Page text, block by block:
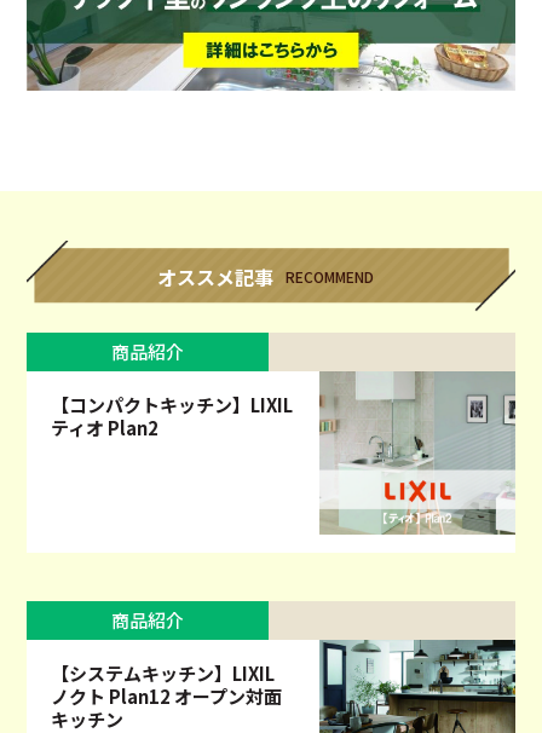
オススメ記事 RECOMMEND
商品紹介
【コンパクトキッチン】LIXIL
ティオ Plan2
商品紹介
【システムキッチン】LIXIL
ノクト Plan12 オープン対面
キッチン